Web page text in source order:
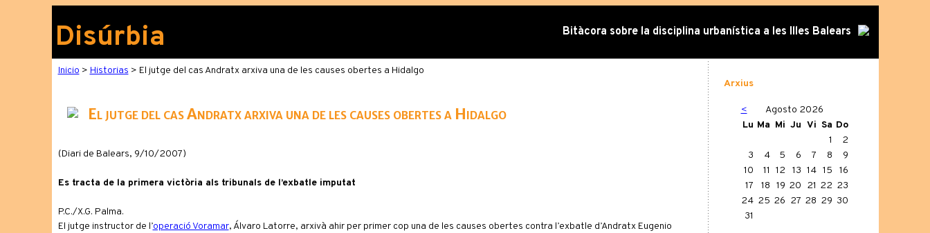
Disúrbia Bitàcora sobre la disciplina urbanística a les Illes Balears
Inicio > Historias > El jutge del cas Andratx arxiva una de les causes obertes a Hidalgo
El jutge del cas Andratx arxiva una de les causes obertes a Hidalgo
(Diari de Balears, 9/10/2007)
Es tracta de la primera victòria als tribunals de l’exbatle imputat
P.C./X.G. Palma.
El jutge instructor de l’operació Voramar, Álvaro Latorre, arxivà ahir per primer cop una de les causes obertes contra l’exbatle d’Andratx Eugenio
Arxius
<
Agosto 2026
Lu Ma Mi Ju Vi Sa Do
1
2
3
4 5 6 7 8
9
10
11 12 13 14 15
16
17
18 19 20 21 22 23
24 25 26 27 28 29 30
31